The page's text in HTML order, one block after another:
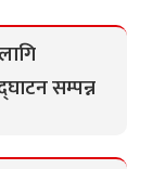
सम्पन्न